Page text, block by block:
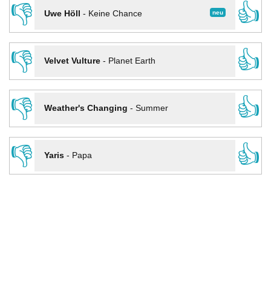
👎
neu
Uwe Höll - Keine Chance
👍
👎
Velvet Vulture- Planet Earth
👍
👎
Weather's Changing - Summer
👍
👎
Yaris- Papa 👍